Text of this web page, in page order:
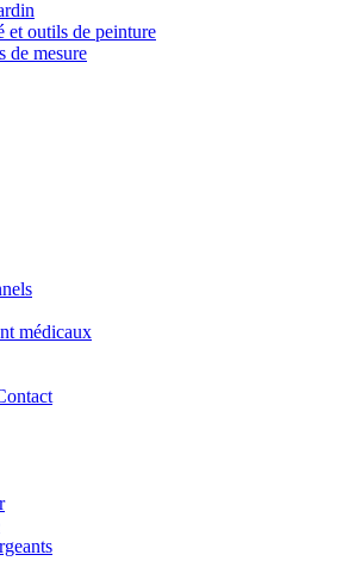
et outils de peinture
de mesure
médicaux